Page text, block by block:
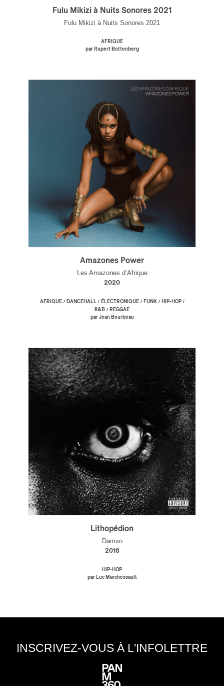
Fulu Mikizi à Nuits Sonores 2021
Fulu Mikizi à Nuits Sonores 2021
AFRIQUE
par Rupert Bottenberg
Amazones Power
Les Amazones d’Afrique
2020
AFRIQUE/ DANCEHALL/ ÉLECTRONIQUE/ FUNK/ HIP-HOP/
R&B / REGGAE
par Jean Bourbeau
Lithopédion
Damso
2018
HIP-HOP
par Luc Marchessault
INSCRIVEZ-VOUS À L'INFOLETTRE
Professionnel industrie musicale
Amateur-e /Fan